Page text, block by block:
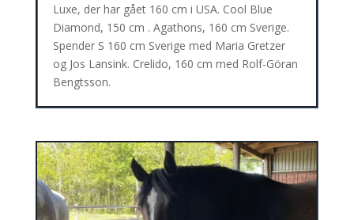
Luxe, der har gået 160 cm i USA. Cool Blue
Diamond, 150 cm . Agathons, 160 cm Sverige.
Spender S 160 cm Sverige med Maria Gretzer
og Jos Lansink. Crelido, 160 cm med Rolf-Göran
Bengtsson.